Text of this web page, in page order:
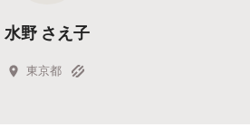
水野 さえ子
東京都